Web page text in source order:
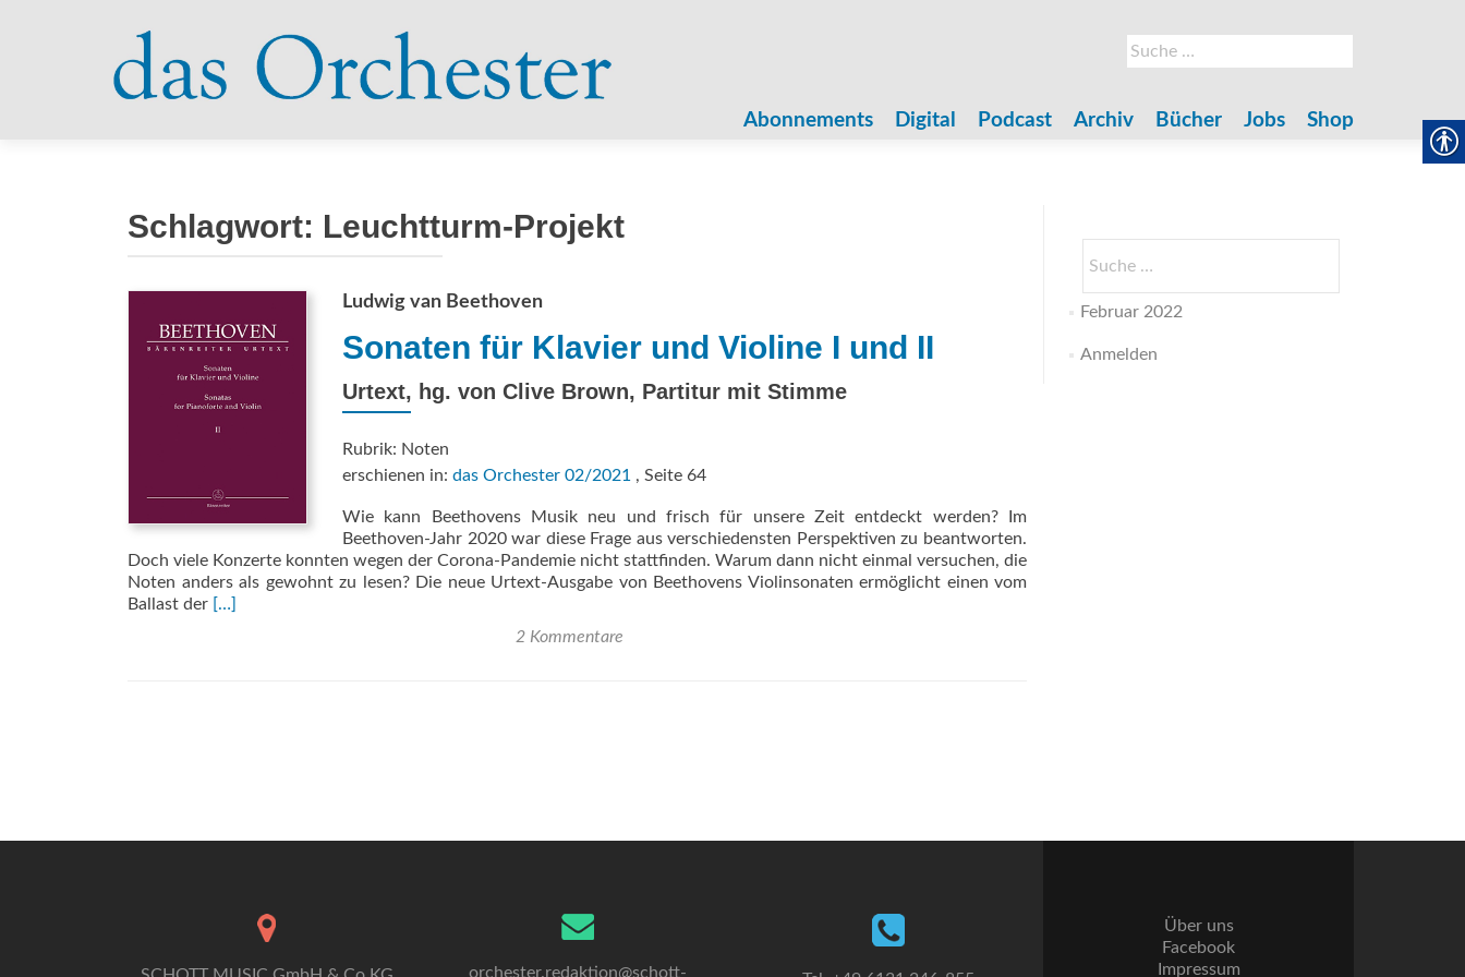
Suche
nach:
Abonnements Digital Podcast Archiv Bücher Jobs Shop
Schlagwort: Leuchtturm-Projekt
Ludwig van Beethoven
Sonaten für Klavier und Violine I und II
Urtext, hg. von Clive Brown, Partitur mit Stimme
Rubrik: Noten
erschienen in: das Orchester 02/2021 , Seite 64
Wie kann Beethovens Musik neu und frisch für unsere Zeit entdeckt werden? Im
Beethoven-Jahr 2020 war diese Frage aus verschiedensten Perspektiven zu beantworten.
Doch viele Konzerte konnten wegen der Corona-Pandemie nicht stattfinden. Warum dann nicht einmal versuchen, die
Noten anders als gewohnt zu lesen? Die neue Urtext-Ausgabe von Beethovens Violinsonaten ermöglicht einen vom
Ballast der Read
[…]
2 Kommentare
nach:
Februar 2022
Anmelden
orchester.redaktion@schott-
Über uns
Facebook
Impressum